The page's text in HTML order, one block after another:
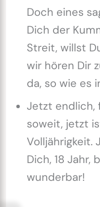
Doch eines
Dich der
Streit, willst
wir hören Dir
da, so wie es
Jetzt endlich,
soweit, jetzt
Volljährigkeit.
Dich, 18 Jahr,
wunderbar!